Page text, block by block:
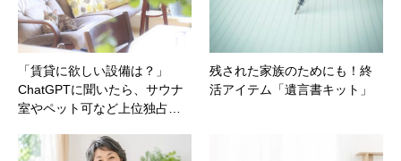
「賃貸に欲しい設備は？」
ChatGPTに聞いたら、サウナ
室やペット可など上位独占…
残された家族のためにも！終
活アイテム「遺言書キット」